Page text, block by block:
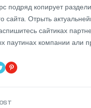
подряд копирует
сайта. Отрыть
сайтиках
паутинах компании али